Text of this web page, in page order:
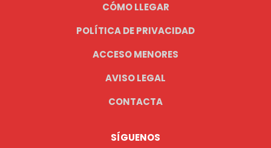
CÓMO LLEGAR
POLÍTICA DE PRIVACIDAD
ACCESO MENORES
AVISO LEGAL
CONTACTA
SÍGUENOS